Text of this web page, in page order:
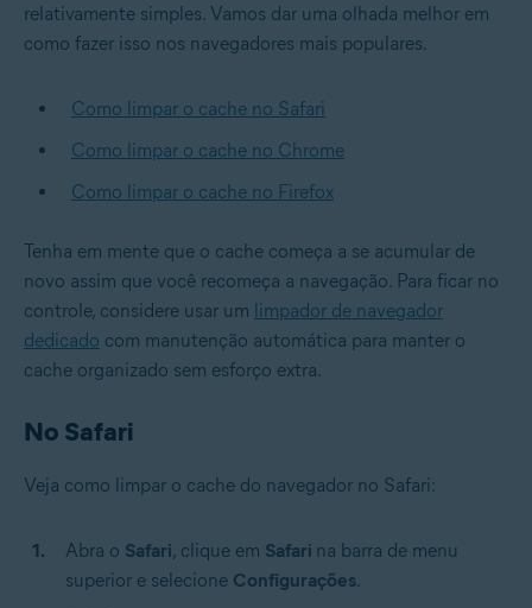
relativamente simples. Vamos dar uma olhada melhor em
como fazer isso nos navegadores mais populares.
Como limpar o cache no Safari
Como limpar o cache no Chrome
Como limpar o cache no Firefox
Tenha em mente que o cache começa a se acumular de
novo assim que você recomeça a navegação. Para ficar no
controle, considere usar um limpador de navegador
dedicado com manutenção automática para manter o
cache organizado sem esforço extra.
No Safari
Veja como limpar o cache do navegador no Safari:
Abra o Safari, clique em Safari na barra de menu
superior e selecione Configurações.